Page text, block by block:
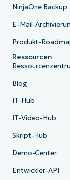
NinjaOne Backup
E-Mail-
Produkt-
Ressourcen
Blog
IT-Hub
IT-Video-Hub
Skript-Hub
Demo-Center
Entwickler-API